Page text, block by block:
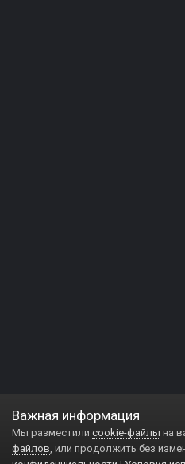
Важная информация
Мы разместили cookie-файлы на
файлов, или продолжить без